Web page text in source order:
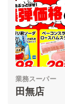
業務スーパー
田無店